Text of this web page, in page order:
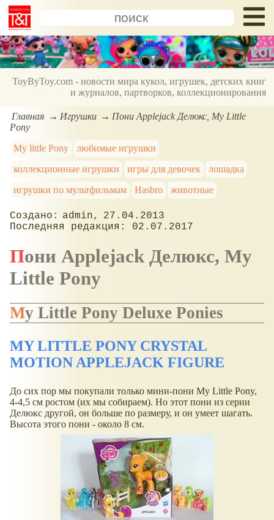
ToyByToy.com - новости мира кукол, игрушек, детских книг
и журналов, партворков, коллекционирования
Главная Игрушки
Пони Applejack Делюкс, My Little
Pony
My little Pony
любимые игрушки
коллекционные игрушки
игры для девочек
лошадка
игрушки по мультфильмам
Hasbro животные
admin
27.04.2013
02.07.2017
Пони Applejack Делюкс, My
Little Pony
My Little Pony Deluxe Ponies
MY LITTLE PONY CRYSTAL
MOTION APPLEJACK FIGURE
До сих пор мы покупали только мини-пони My Little Pony,
4-4,5 см ростом (их мы собираем). Но этот пони из серии
Делюкс другой, он больше по размеру, и он умеет шагать.
Высота этого пони - около 8 см.